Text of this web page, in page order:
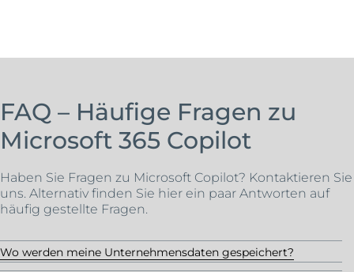
FAQ – Häufige Fragen zu
Microsoft 365 Copilot
Haben Sie Fragen zu Microsoft Copilot? Kontaktieren Sie
uns. Alternativ finden Sie hier ein paar Antworten auf
häufig gestellte Fragen.
Wo werden meine Unternehmensdaten gespeichert?